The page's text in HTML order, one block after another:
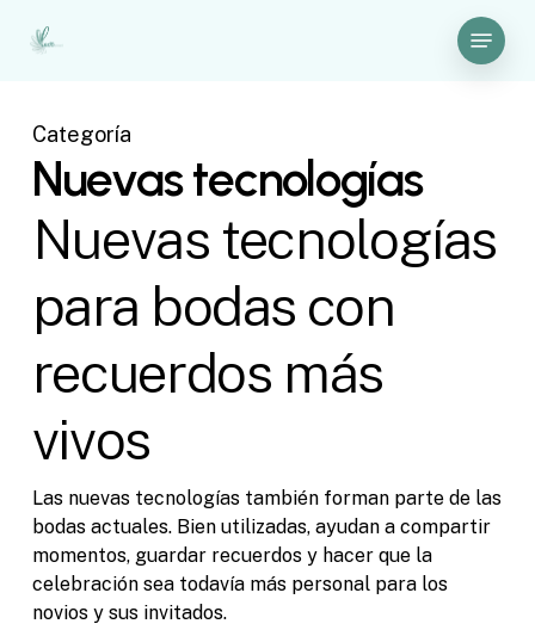
Menu
Categoría
Nuevas tecnologías
Nuevas tecnologías
para bodas con
recuerdos más
vivos
Las nuevas tecnologías también forman parte de las
bodas actuales. Bien utilizadas, ayudan a compartir
momentos, guardar recuerdos y hacer que la
celebración sea todavía más personal para los
novios y sus invitados.